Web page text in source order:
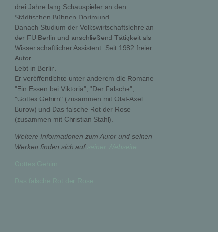
drei Jahre lang Schauspieler an den
Städtischen Bühnen Dortmund.
Danach Studium der Volkswirtschaftslehre an
der FU Berlin und anschließend Tätigkeit als
Wissenschaftlicher Assistent. Seit 1982 freier
Autor.
Lebt in Berlin.
Er veröffentlichte unter anderem die Romane
"Ein Essen bei Viktoria", "Der Falsche",
"Gottes Gehirn" (zusammen mit Olaf-Axel
Burow) und Das falsche Rot der Rose
(zusammen mit Christian Stahl).
Weitere Informationen zum Autor und seinen
Werken finden sich auf
Das falsche Rot der Rose